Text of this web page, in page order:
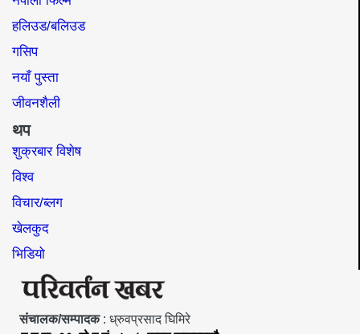
हलिउड/बलिउड
गसिप
नयाँ पुस्ता
जीवनशैली
थप
शुक्रबार विशेष
विश्व
विचार/ब्लग
खेलकुद
भिडियो
संचालक/सम्पादक: ध्रुवप्रसाद घिमिरे